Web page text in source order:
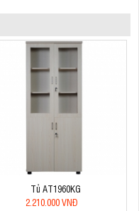
Tủ AT1960KG
2.210.000 VNĐ